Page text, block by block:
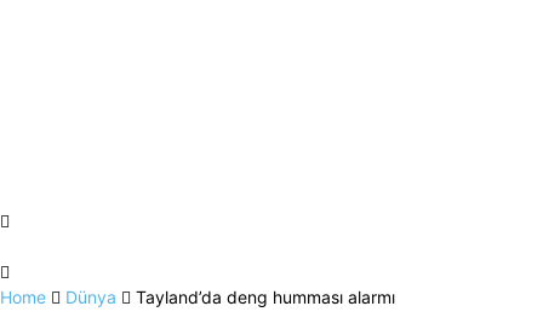
Home Dünya Tayland’da deng humması alarmı